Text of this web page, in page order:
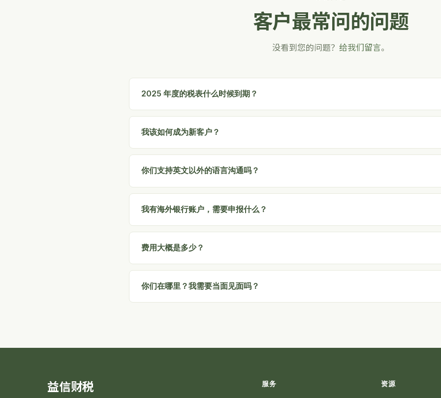
客户最常问的问题
没看到您的问题？ 给我们留言。
2025 年度的税表什么时候到期？
我该如何成为新客户？
你们支持英文以外的语言沟通吗？
我有海外银行账户，需要申报什么？
费用大概是多少？
你们在哪里？我需要当面见面吗？
益信财税 服务 资源